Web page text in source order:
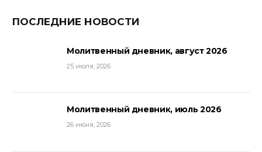
ПОСЛЕДНИЕ НОВОСТИ
Молитвенный дневник, август 2026
25 июля, 2026
Молитвенный дневник, июль 2026
26 июня, 2026